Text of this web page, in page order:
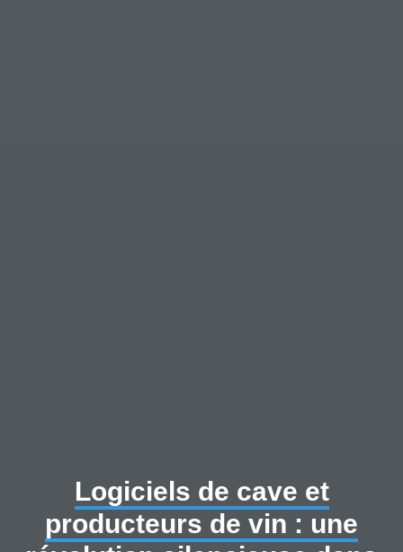
Logiciels de cave et
producteurs de vin : une